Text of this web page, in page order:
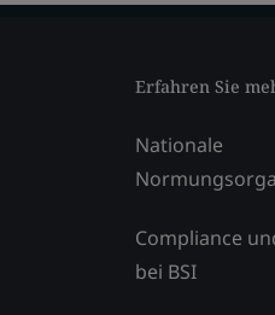
Erfahren Sie
Nationale
Compliance
bei BSI